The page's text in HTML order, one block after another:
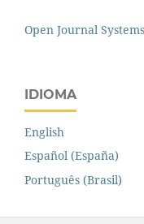
Open Journal Systems
IDIOMA
English
Español (España)
Português (Brasil)